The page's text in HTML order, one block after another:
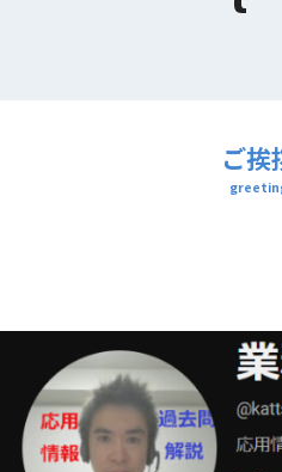
ご挨